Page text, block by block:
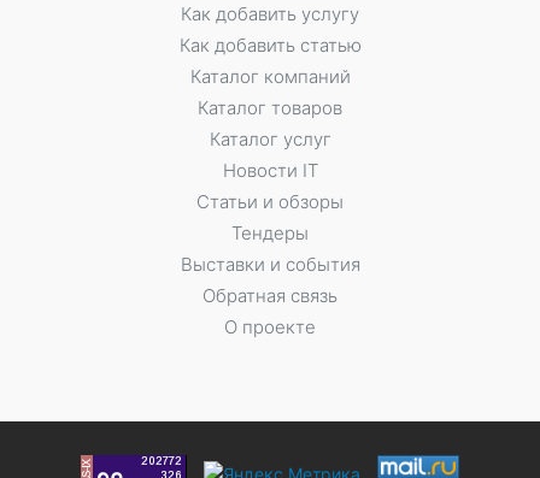
Как добавить услугу
Как добавить статью
Каталог компаний
Каталог товаров
Каталог услуг
Новости IT
Статьи и обзоры
Тендеры
Выставки и события
Обратная связь
О проекте